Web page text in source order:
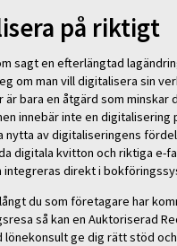
på riktigt
sagt en efterlängtad
om man vill digitalisera sin
är bara en åtgärd som minskar
innebär inte en digitalisering
nytta av digitaliseringens
digitala kvitton och riktiga e-
integreras direkt i
du som företagare har
så kan en Auktoriserad
lönekonsult ge dig rätt stöd och